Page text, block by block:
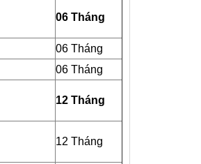
06 Tháng
06 Tháng
06 Tháng
12 Tháng
12 Tháng